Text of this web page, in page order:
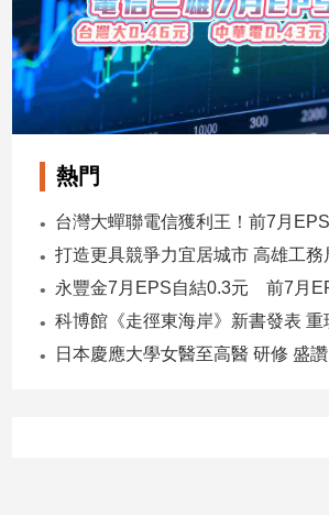
熱門
日本慶應大學女醫至高醫 研修 盛讚